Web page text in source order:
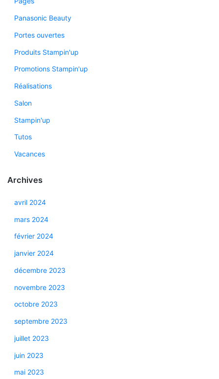
Panasonic Beauty
Portes ouvertes
Produits Stampin'up
Promotions Stampin'up
Réalisations
Salon
Stampin'up
Tutos
Vacances
Archives
avril 2024
mars 2024
février 2024
janvier 2024
décembre 2023
novembre 2023
octobre 2023
septembre 2023
juillet 2023
juin 2023
mai 2023